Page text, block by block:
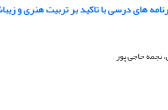
های درسی با تاکید بر تربیت هنری و
نجمه حاجی پور